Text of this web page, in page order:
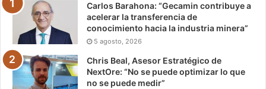
Carlos Barahona: “Gecamin contribuye a
acelerar la transferencia de
conocimiento hacia la industria minera”
5 agosto, 2026
Chris Beal, Asesor Estratégico de
NextOre: “No se puede optimizar lo que
no se puede medir”